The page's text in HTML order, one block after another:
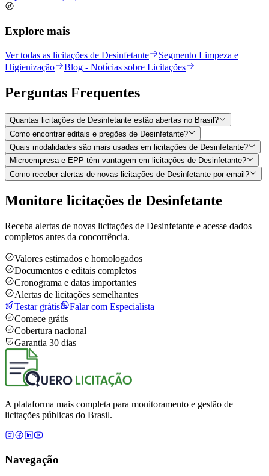
Explore mais
Ver todas as licitações de Desinfetante
Segmento Limpeza e
Higienização
Blog - Notícias sobre Licitações
Perguntas Frequentes
Quantas licitações de Desinfetante estão abertas no Brasil?
Como encontrar editais e pregões de Desinfetante?
Quais modalidades são mais usadas em licitações de Desinfetante?
Microempresa e EPP têm vantagem em licitações de Desinfetante?
Como receber alertas de novas licitações de Desinfetante por email?
Monitore licitações de Desinfetante
Receba alertas de novas licitações de Desinfetante e acesse dados
completos antes da concorrência.
Valores estimados e homologados
Documentos e editais completos
Cronograma e datas importantes
Alertas de licitações semelhantes
Testar grátis
Falar com Especialista
Comece grátis
Cobertura nacional
Garantia 30 dias
A plataforma mais completa para monitoramento e gestão de
licitações públicas do Brasil.
Navegação